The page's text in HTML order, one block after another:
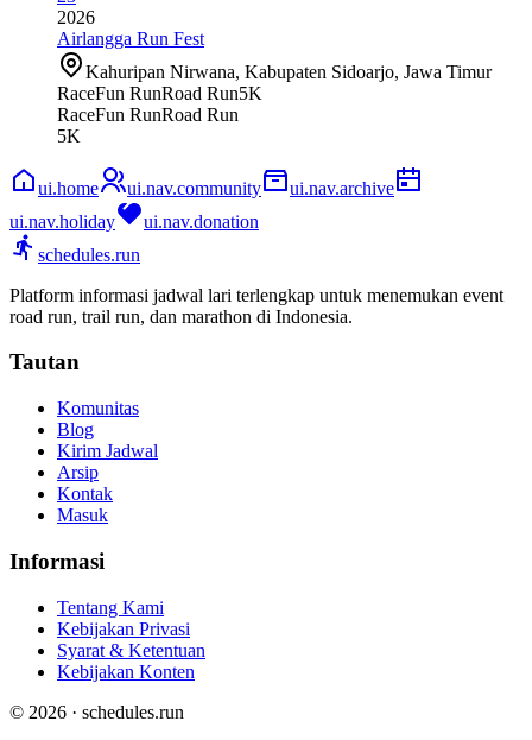
2026
Airlangga Run Fest
Kahuripan Nirwana, Kabupaten Sidoarjo, Jawa Timur
RaceFun RunRoad Run5K
RaceFun RunRoad Run
5K
ui.home ui.nav.community
ui.nav.archive
ui.nav.holiday
ui.nav.donation
schedules.run
Platform informasi jadwal lari terlengkap untuk menemukan event
road run, trail run, dan marathon di Indonesia.
Tautan
Komunitas
Blog
Kirim Jadwal
Arsip
Kontak
Masuk
Informasi
Tentang Kami
Kebijakan Privasi
Syarat & Ketentuan
Kebijakan Konten
© 2026 · schedules.run